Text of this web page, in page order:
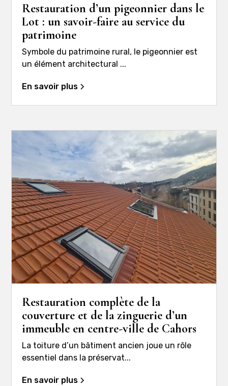
Restauration d’un pigeonnier dans le
Lot : un savoir-faire au service du
patrimoine
Symbole du patrimoine rural, le pigeonnier est
un élément architectural ...
En savoir plus
Restauration complète de la
couverture et de la zinguerie d’un
immeuble en centre-ville de Cahors
La toiture d’un bâtiment ancien joue un rôle
essentiel dans la préservat...
En savoir plus